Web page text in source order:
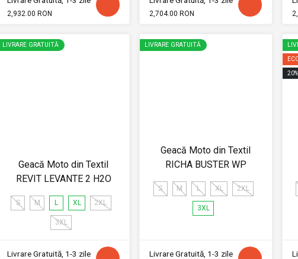
2,932.00 RON 2,704.00 RON
LIVRARE GRATUITĂ
Geacă Moto din Textil
REVIT LEVANTE 2 H2O
S M L XL 2XL
3XL
Livrare Gratuită, 1-3 zile
LIVRARE GRATUITĂ
Geacă Moto din Textil
RICHA BUSTER WP
S M L XL 2XL
3XL
Livrare Gratuită, 1-3 zile
20%